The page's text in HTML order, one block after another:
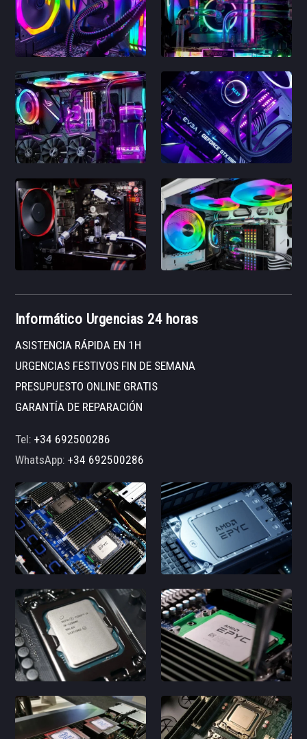
Informático Urgencias 24 horas
ASISTENCIA RÁPIDA EN 1H
URGENCIAS FESTIVOS FIN DE SEMANA
PRESUPUESTO ONLINE GRATIS
GARANTÍA DE REPARACIÓN
Tel:+34 692500286
WhatsApp:+34 692500286